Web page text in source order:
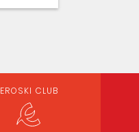
EROSKI CLUB